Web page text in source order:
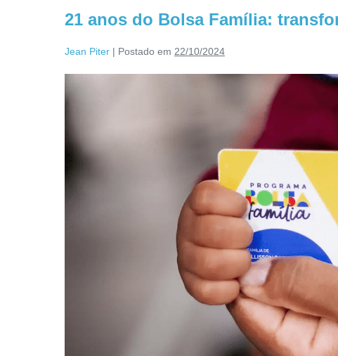
21 anos do Bolsa Família:
Jean Piter | Postado em 22/10/2024